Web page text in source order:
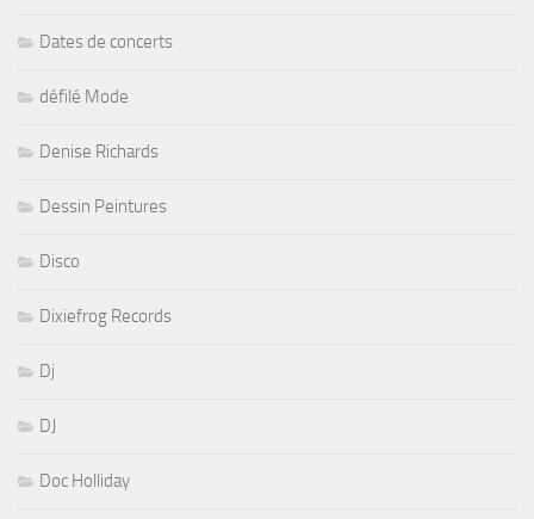
Dates de concerts
défilé Mode
Denise Richards
Dessin Peintures
Disco
Dixiefrog Records
Dj
DJ
Doc Holliday